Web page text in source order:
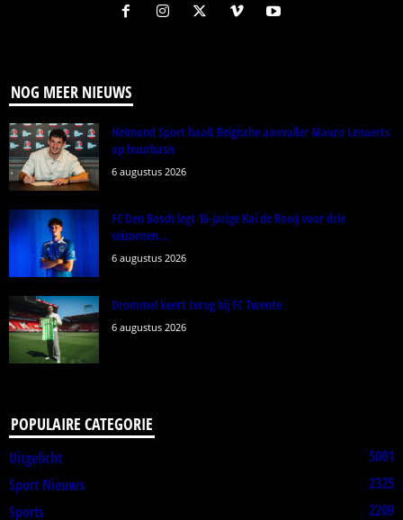
NOG MEER NIEUWS
Helmond Sport haalt Belgische aanvaller Mauro Lenaerts
op huurbasis
6 augustus 2026
FC Den Bosch legt 16-jarige Kai de Rooij voor drie
seizoenen...
6 augustus 2026
Drommel keert terug bij FC Twente
6 augustus 2026
POPULAIRE CATEGORIE
Uitgelicht
5001
Sport Nieuws
2325
Sports
2209